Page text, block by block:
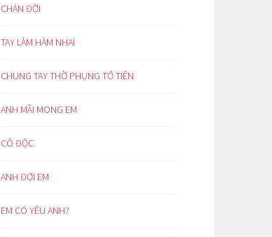
CHÁN ĐỜI
TAY LÀM HÀM NHAI
CHUNG TAY THỜ PHỤNG TỔ TIÊN
ANH MÃI MONG EM
CÔ ĐỘC
ANH ĐỢI EM
EM CÓ YÊU ANH?